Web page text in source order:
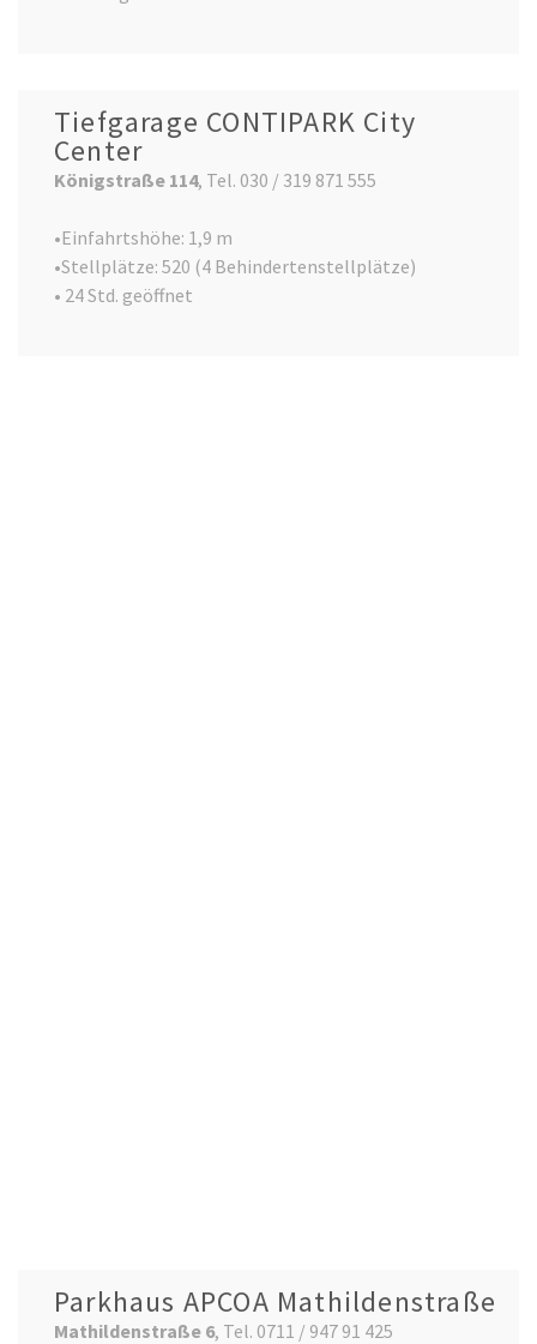
Tiefgarage CONTIPARK City
Center
Königstraße 114, Tel. 030 / 319 871 555
•Einfahrtshöhe: 1,9 m
•Stellplätze: 520 (4 Behindertenstellplätze)
• 24 Std. geöffnet
Parkhaus APCOA Mathildenstraße
Mathildenstraße 6, Tel. 0711 / 947 91 425